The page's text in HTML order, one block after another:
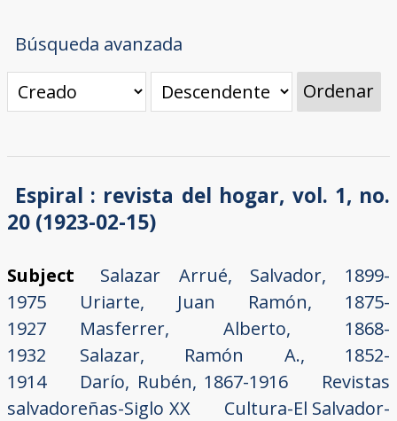
Búsqueda avanzada
Ordenar
Espiral : revista del hogar, vol. 1, no.
20 (1923-02-15)
Subject
Salazar Arrué, Salvador, 1899-
1975
Uriarte, Juan Ramón, 1875-
1927
Masferrer, Alberto, 1868-
1932
Salazar, Ramón A., 1852-
1914
Darío, Rubén, 1867-1916
Revistas
salvadoreñas-Siglo XX
Cultura-El Salvador-